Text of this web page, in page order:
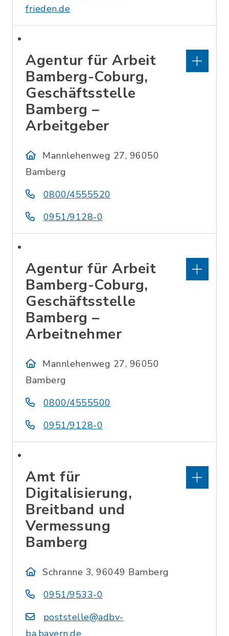
frieden.de
Agentur für Arbeit
Bamberg-Coburg,
Geschäftsstelle
Bamberg –
Arbeitgeber
Mannlehenweg 27, 96050
Bamberg
0800/4555520
0951/9128-0
Agentur für Arbeit
Bamberg-Coburg,
Geschäftsstelle
Bamberg –
Arbeitnehmer
Mannlehenweg 27, 96050
Bamberg
0800/4555500
0951/9128-0
Amt für
Digitalisierung,
Breitband und
Vermessung
Bamberg
Schranne 3, 96049 Bamberg
0951/9533-0
poststelle@adbv-
ba.bayern.de